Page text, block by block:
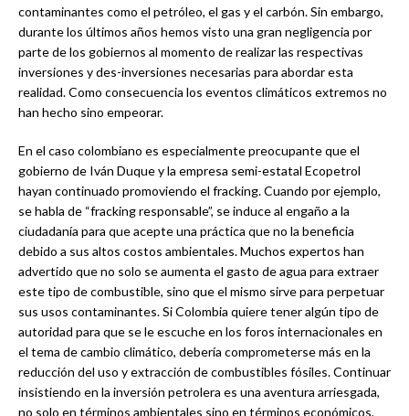
contaminantes como el petróleo, el gas y el carbón. Sin embargo,
durante los últimos años hemos visto una gran negligencia por
parte de los gobiernos al momento de realizar las respectivas
inversiones y des-inversiones necesarias para abordar esta
realidad. Como consecuencia los eventos climáticos extremos no
han hecho sino empeorar.
En el caso colombiano es especialmente preocupante que el
gobierno de Iván Duque y la empresa semi-estatal Ecopetrol
hayan continuado promoviendo el fracking. Cuando por ejemplo,
se habla de “fracking responsable”, se induce al engaño a la
ciudadanía para que acepte una práctica que no la beneficia
debido a sus altos costos ambientales. Muchos expertos han
advertido que no solo se aumenta el gasto de agua para extraer
este tipo de combustible, sino que el mismo sirve para perpetuar
sus usos contaminantes. Si Colombia quiere tener algún tipo de
autoridad para que se le escuche en los foros internacionales en
el tema de cambio climático, debería comprometerse más en la
reducción del uso y extracción de combustibles fósiles. Continuar
insistiendo en la inversión petrolera es una aventura arriesgada,
no solo en términos ambientales sino en términos económicos,